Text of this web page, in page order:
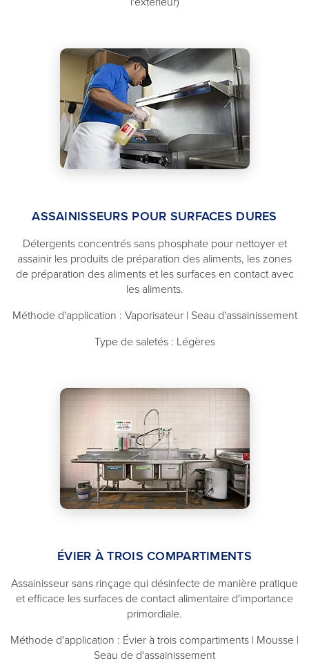
ASSAINISSEURS POUR SURFACES DURES
Détergents concentrés sans phosphate pour nettoyer et
assainir les produits de préparation des aliments, les zones
de préparation des aliments et les surfaces en contact avec
les aliments.
Méthode d'application : Vaporisateur | Seau d'assainissement
Type de saletés : Légères
ÉVIER À TROIS COMPARTIMENTS
Assainisseur sans rinçage qui désinfecte de manière pratique
et efficace les surfaces de contact alimentaire d'importance
primordiale.
Méthode d'application : Évier à trois compartiments | Mousse |
Seau de d'assainissement